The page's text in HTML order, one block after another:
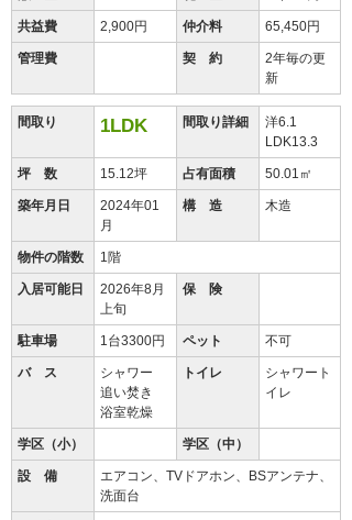
共益費 2,900円 仲介料 65,450円
管理費 契 約
2年毎の更
新
間取り 1LDK 間取り詳細
洋6.1
LDK13.3
坪 数 15.12坪 占有面積 50.01㎡
築年月日
2024年01
月
構 造 木造
物件の階数 1階
入居可能日
2026年8月
上旬
保 険
駐車場 1台3300円 ペット 不可
バ ス
シャワー
追い焚き
浴室乾燥
トイレ
シャワート
イレ
学区（小） 学区（中）
設 備
エアコン、TVドアホン、BSアンテナ、
洗面台